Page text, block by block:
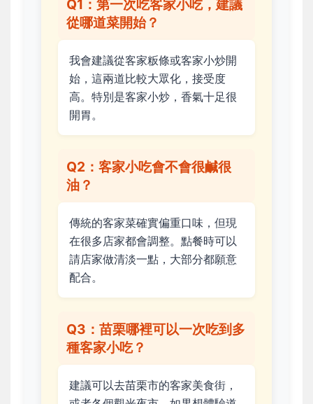
Q1：第一次吃客家小吃，建議
從哪道菜開始？
我會建議從客家粄條或客家小炒開
始，這兩道比較大眾化，接受度
高。特別是客家小炒，香氣十足很
開胃。
Q2：客家小吃會不會很鹹很
油？
傳統的客家菜確實偏重口味，但現
在很多店家都會調整。點餐時可以
請店家做清淡一點，大部分都願意
配合。
Q3：苗栗哪裡可以一次吃到多
種客家小吃？
建議可以去苗栗市的客家美食街，